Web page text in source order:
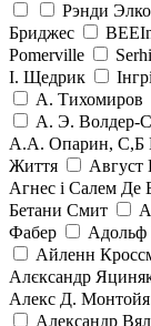
Рэнди
Бриджес
Pomerville
І. Щедрик
А. Тихомиров
А. Э. Волдер-
А.А. Опарин, С,Б
Життя
Август
Агнес і Салем Де
Бетани Смит
Фабер
Адольф
Айленн
Алєксандр
Алекс Д. Монтойя
Александр